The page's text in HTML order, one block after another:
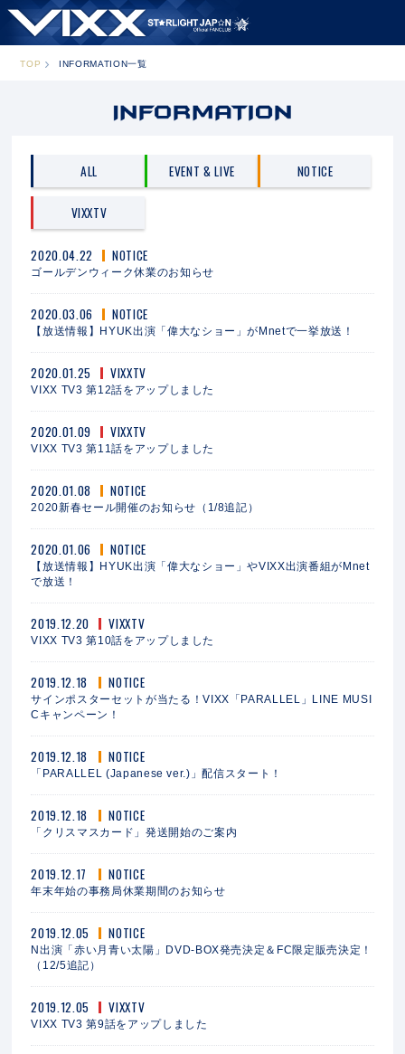
TOP INFORMATION一覧
ALL EVENT & LIVE NOTICE
VIXXTV
2020.04.22 NOTICE
ゴールデンウィーク休業のお知らせ
2020.03.06 NOTICE
【放送情報】HYUK出演「偉大なショー」がMnetで一挙放送！
2020.01.25 VIXXTV
VIXX TV3 第12話をアップしました
2020.01.09 VIXXTV
VIXX TV3 第11話をアップしました
2020.01.08 NOTICE
2020新春セール開催のお知らせ（1/8追記）
2020.01.06 NOTICE
【放送情報】HYUK出演「偉大なショー」やVIXX出演番組がMnet
で放送！
2019.12.20 VIXXTV
VIXX TV3 第10話をアップしました
2019.12.18 NOTICE
サインポスターセットが当たる！VIXX「PARALLEL」LINE MUSI
Cキャンペーン！
2019.12.18 NOTICE
「PARALLEL (Japanese ver.)」配信スタート！
2019.12.18 NOTICE
「クリスマスカード」発送開始のご案内
2019.12.17 NOTICE
年末年始の事務局休業期間のお知らせ
2019.12.05 NOTICE
N出演「赤い月青い太陽」DVD-BOX発売決定＆FC限定販売決定！
（12/5追記）
2019.12.05 VIXXTV
VIXX TV3 第9話をアップしました